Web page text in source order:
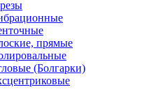
прямые
(Болгарки)